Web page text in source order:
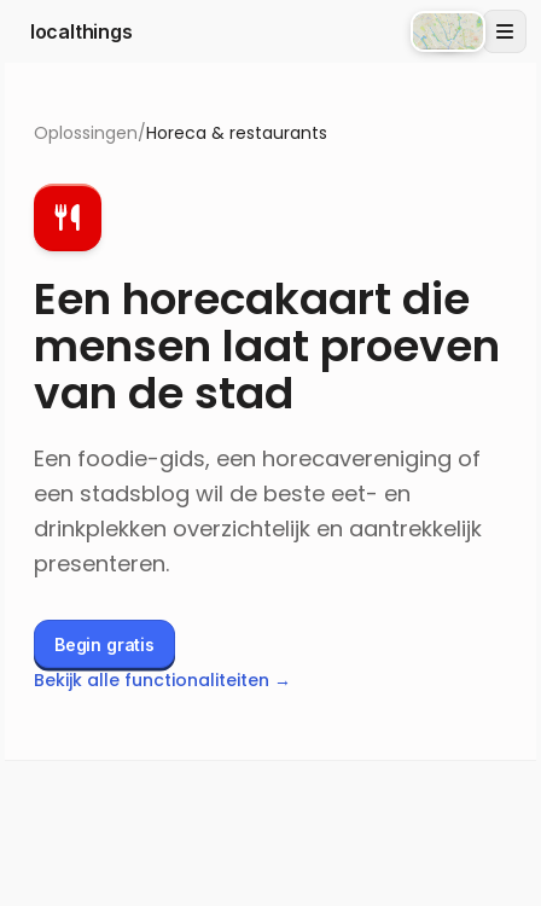
localthings
Atlas
Oplossingen/Horeca & restaurants
Een horecakaart die
mensen laat proeven
van de stad
Een foodie-gids, een horecavereniging of
een stadsblog wil de beste eet- en
drinkplekken overzichtelijk en aantrekkelijk
presenteren.
Begin gratis
Bekijk alle functionaliteiten →